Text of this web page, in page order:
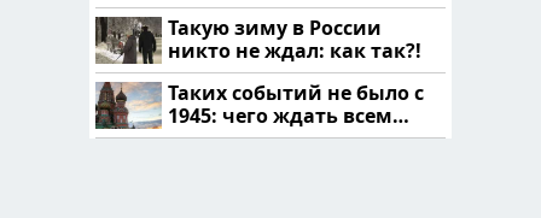
Кавказе: смотреть
Такую зиму в России
никто не ждал: как так?!
Таких событий не было с
1945: чего ждать всем
нам?